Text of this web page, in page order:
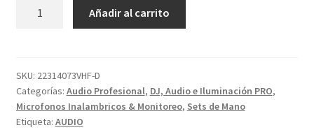
Añadir al carrito
SKU: 22314073VHF-D
Categorías: Audio Profesional, DJ, Audio e Iluminación PRO,
Microfonos Inalambricos & Monitoreo, Sets de Mano
Etiqueta: AUDIO